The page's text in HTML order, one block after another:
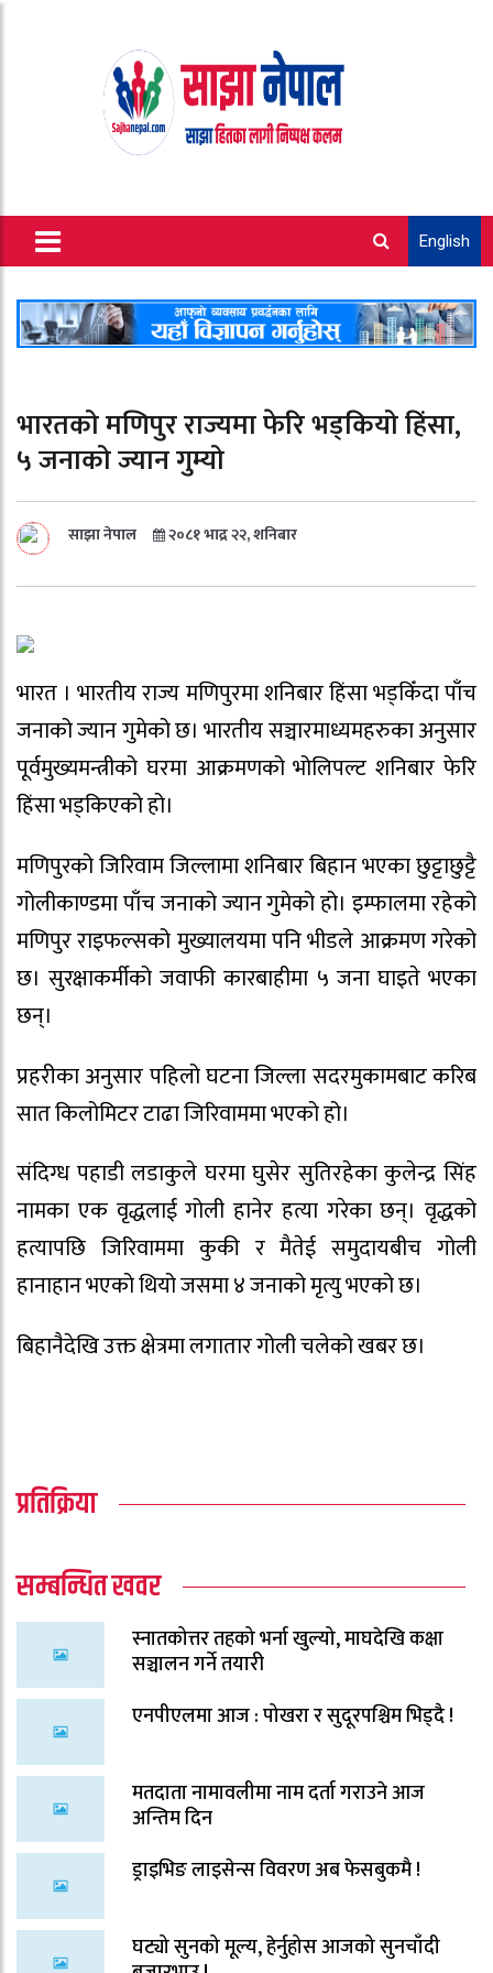
English
भारतको मणिपुर राज्यमा फेरि भड्कियो हिंसा,
५ जनाको ज्यान गुम्यो
साझा नेपाल २०८१ भाद्र २२, शनिबार
भारत । भारतीय राज्य मणिपुरमा शनिबार हिंसा भड्किँदा पाँच
जनाको ज्यान गुमेको छ। भारतीय सञ्चारमाध्यमहरुका अनुसार
पूर्वमुख्यमन्त्रीको घरमा आक्रमणको भोलिपल्ट शनिबार फेरि
हिंसा भड्किएको हो।
मणिपुरको जिरिवाम जिल्लामा शनिबार बिहान भएका छुट्टाछुट्टै
गोलीकाण्डमा पाँच जनाको ज्यान गुमेको हो। इम्फालमा रहेको
मणिपुर राइफल्सको मुख्यालयमा पनि भीडले आक्रमण गरेको
छ। सुरक्षाकर्मीको जवाफी कारबाहीमा ५ जना घाइते भएका
छन्।
प्रहरीका अनुसार पहिलो घटना जिल्ला सदरमुकामबाट करिब
सात किलोमिटर टाढा जिरिवाममा भएको हो।
संदिग्ध पहाडी लडाकुले घरमा घुसेर सुतिरहेका कुलेन्द्र सिंह
नामका एक वृद्धलाई गोली हानेर हत्या गरेका छन्। वृद्धको
हत्यापछि जिरिवाममा कुकी र मैतेई समुदायबीच गोली
हानाहान भएको थियो जसमा ४ जनाको मृत्यु भएको छ।
बिहानैदेखि उक्त क्षेत्रमा लगातार गोली चलेको खबर छ।
प्रतिक्रिया
सम्बन्धित खवर
स्नातकोत्तर तहको भर्ना खुल्यो, माघदेखि कक्षा
सञ्चालन गर्ने तयारी
एनपीएलमा आज : पोखरा र सुदूरपश्चिम भिड्दै !
मतदाता नामावलीमा नाम दर्ता गराउने आज
अन्तिम दिन
ड्राइभिङ लाइसेन्स विवरण अब फेसबुकमै !
घट्यो सुनको मूल्य, हेर्नुहोस आजको सुनचाँदी